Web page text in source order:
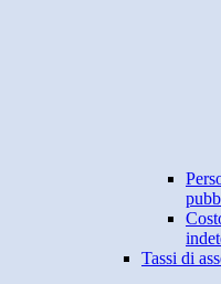
Tassi di